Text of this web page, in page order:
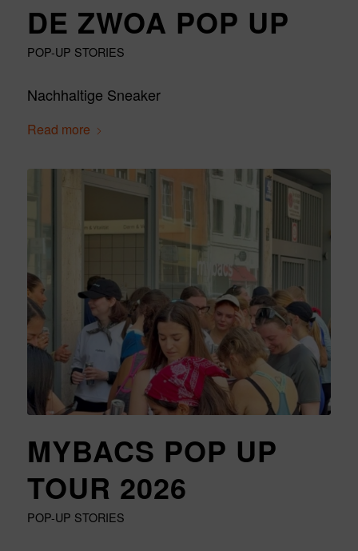
DE ZWOA POP UP
POP-UP STORIES
Nachhaltige Sneaker
Read more
MYBACS POP UP
TOUR 2026
POP-UP STORIES